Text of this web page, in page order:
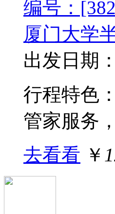
编号：
厦门大学
出发日期：
行程特色
管家服务
去看看 ￥